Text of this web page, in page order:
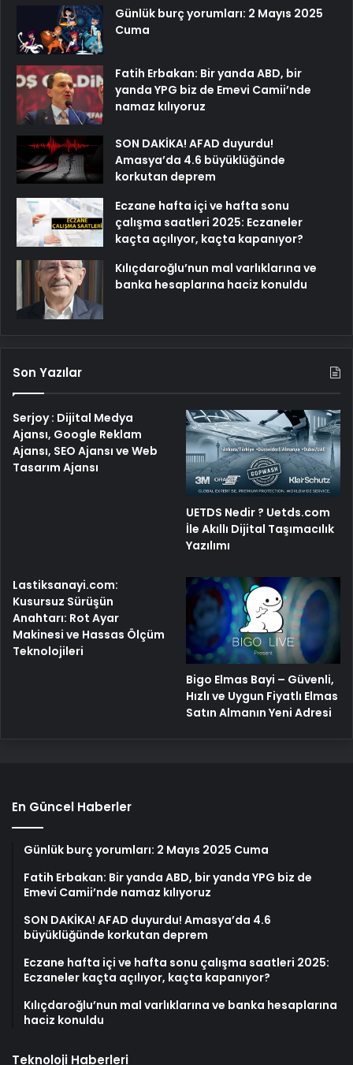
Günlük burç yorumları: 2 Mayıs 2025
Cuma
Fatih Erbakan: Bir yanda ABD, bir
yanda YPG biz de Emevi Camii’nde
namaz kılıyoruz
SON DAKİKA! AFAD duyurdu!
Amasya’da 4.6 büyüklüğünde
korkutan deprem
Eczane hafta içi ve hafta sonu
çalışma saatleri 2025: Eczaneler
kaçta açılıyor, kaçta kapanıyor?
Kılıçdaroğlu’nun mal varlıklarına ve
banka hesaplarına haciz konuldu
Son Yazılar
Serjoy : Dijital Medya
Ajansı, Google Reklam
Ajansı, SEO Ajansı ve Web
Tasarım Ajansı
UETDS Nedir ? Uetds.com
İle Akıllı Dijital Taşımacılık
Yazılımı
Lastiksanayi.com:
Kusursuz Sürüşün
Anahtarı: Rot Ayar
Makinesi ve Hassas Ölçüm
Teknolojileri
Bigo Elmas Bayi – Güvenli,
Hızlı ve Uygun Fiyatlı Elmas
Satın Almanın Yeni Adresi
En Güncel Haberler
Günlük burç yorumları: 2 Mayıs 2025 Cuma
Fatih Erbakan: Bir yanda ABD, bir yanda YPG biz de
Emevi Camii’nde namaz kılıyoruz
SON DAKİKA! AFAD duyurdu! Amasya’da 4.6
büyüklüğünde korkutan deprem
Eczane hafta içi ve hafta sonu çalışma saatleri 2025:
Eczaneler kaçta açılıyor, kaçta kapanıyor?
Kılıçdaroğlu’nun mal varlıklarına ve banka hesaplarına
haciz konuldu
Teknoloji Haberleri